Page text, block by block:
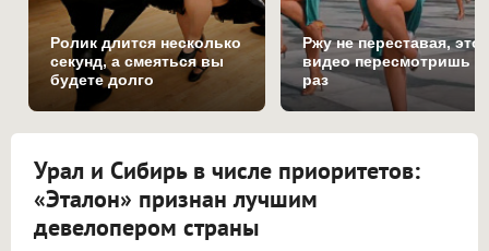
Ролик длится несколько
секунд, а смеяться вы
будете долго
Ржу не переставая, это
видео пересмотришь
раз
Урал и Сибирь в числе приоритетов:
«Эталон» признан лучшим
девелопером страны